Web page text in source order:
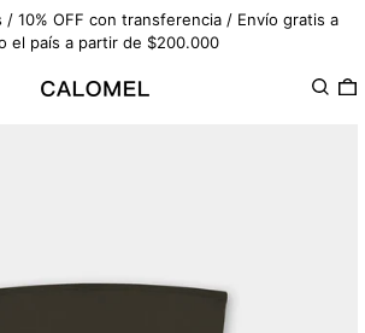
10% OFF con transferencia / Envío gratis a
el país a partir de $200.000
Buscar